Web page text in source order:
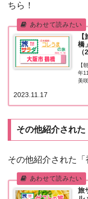
ちら！
橋
【
年
美
橋
ム
2023.11.17
その他紹介され
その他紹介された「
旅